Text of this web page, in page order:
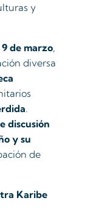
y
9 de marzo,
diversa
discusión
y su
de
Karibe